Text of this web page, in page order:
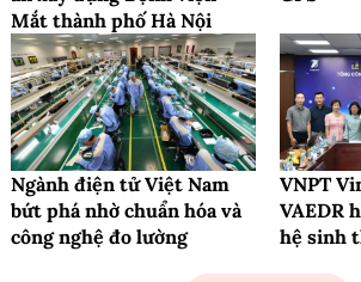
Mắt thành phố Hà Nội
Ngành điện tử Việt Nam
bứt phá nhờ chuẩn hóa và
công nghệ đo lường
VNPT
VAEDR
hệ sinh